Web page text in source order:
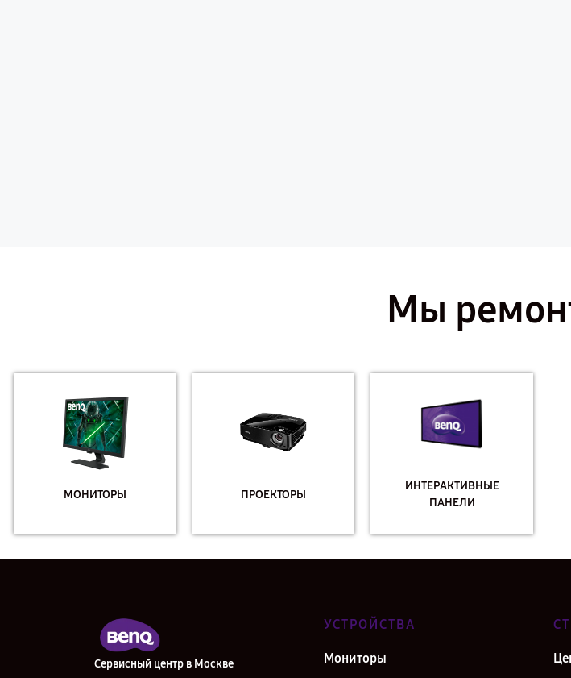
Мы
МОНИТОРЫ ПРОЕКТОРЫ
ИНТЕРАКТИВНЫЕ
ПАНЕЛИ
Сервисный центр в Москве
УСТРОЙСТВА
Мониторы